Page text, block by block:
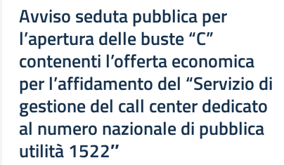
Avviso seduta pubblica per
l’apertura delle buste “C”
contenenti l’offerta economica
per l’affidamento del “Servizio di
gestione del call center dedicato
al numero nazionale di pubblica
utilità 1522″